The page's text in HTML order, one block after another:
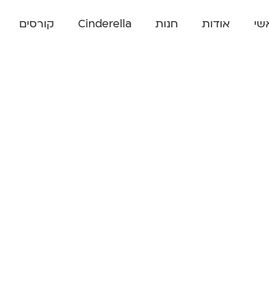
אודות חנות Cinderella קורסים